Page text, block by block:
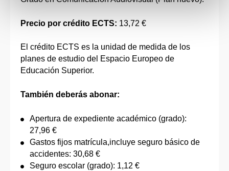
Precio por crédito ECTS: 13,72 €
El crédito ECTS es la unidad de medida de los
planes de estudio del Espacio Europeo de
Educación Superior.
También deberás abonar:
Apertura de expediente académico (grado):
27,96 €
Gastos fijos matrícula,incluye seguro básico de
accidentes: 30,68 €
Seguro escolar (grado): 1,12 €